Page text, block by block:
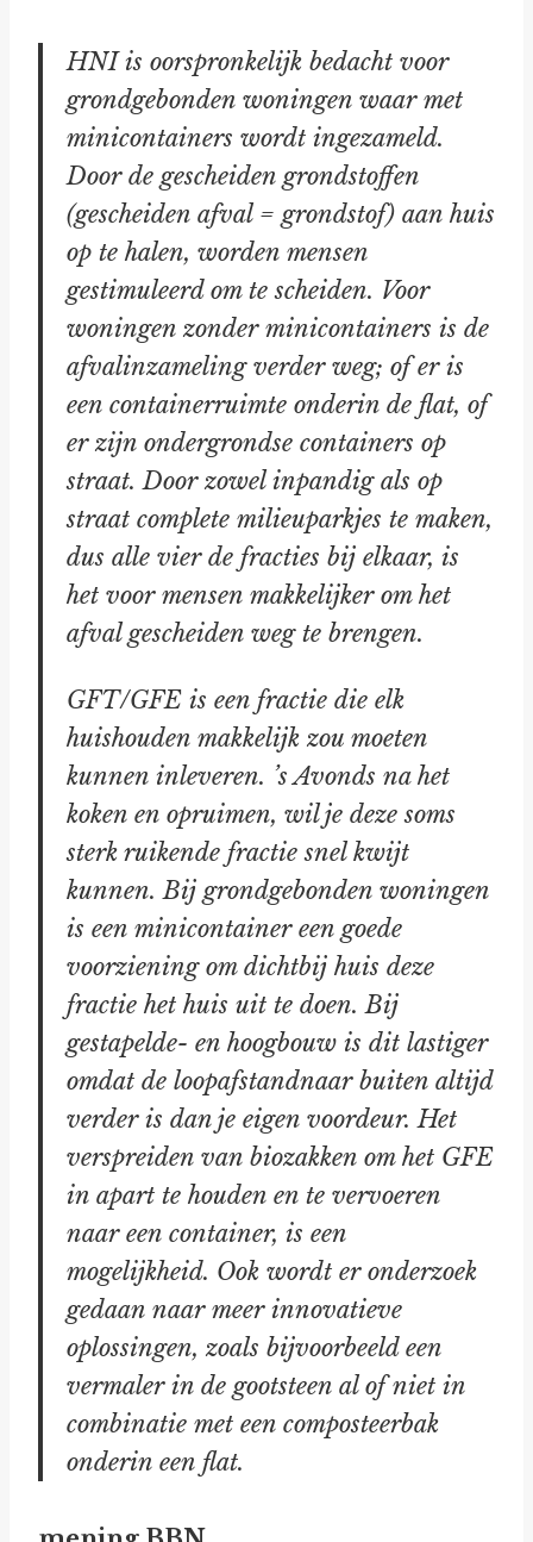
HNI is oorspronkelijk bedacht voor
grondgebonden woningen waar met
minicontainers wordt ingezameld.
Door de gescheiden grondstoffen
(gescheiden afval = grondstof) aan huis
op te halen, worden mensen
gestimuleerd om te scheiden. Voor
woningen zonder minicontainers is de
afvalinzameling verder weg; of er is
een containerruimte onderin de flat, of
er zijn ondergrondse containers op
straat. Door zowel inpandig als op
straat complete milieuparkjes te maken,
dus alle vier de fracties bij elkaar, is
het voor mensen makkelijker om het
afval gescheiden weg te brengen.
GFT/GFE is een fractie die elk
huishouden makkelijk zou moeten
kunnen inleveren. ’s Avonds na het
koken en opruimen, wil je deze soms
sterk ruikende fractie snel kwijt
kunnen. Bij grondgebonden woningen
is een minicontainer een goede
voorziening om dichtbij huis deze
fractie het huis uit te doen. Bij
gestapelde- en hoogbouw is dit lastiger
omdat de loopafstandnaar buiten altijd
verder is dan je eigen voordeur. Het
verspreiden van biozakken om het GFE
in apart te houden en te vervoeren
naar een container, is een
mogelijkheid. Ook wordt er onderzoek
gedaan naar meer innovatieve
oplossingen, zoals bijvoorbeeld een
vermaler in de gootsteen al of niet in
combinatie met een composteerbak
onderin een flat.